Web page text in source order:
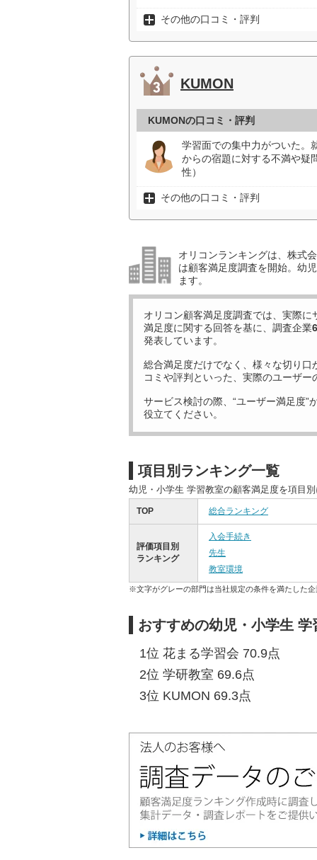
その他の口コミ・評判
KUMON
KUMONの口コミ・評判
学習面での集中力がついた。
からの宿題に対する不満や疑
性）
その他の口コミ・評判
オリコンランキングは、株式
は顧客満足度調査を開始。幼
ます。
オリコン顧客満足度調査では、実際に
満足度に関する回答を基に、調査企業6
発表しています。
総合満足度だけでなく、様々な切り口
コミや評判といった、実際のユーザー
サービス検討の際、“ユーザー満足度”
役立てください。
項目別ランキング一覧
幼児・小学生 学習教室の顧客満足度を項目
TOP 総合ランキング
評価項目別
ランキング
入会手続き
先生
教室環境
※文字がグレーの部門は当社規定の条件を満たした
おすすめの幼児・小学生
1位 花まる学習会 70.9点
2位 学研教室 69.6点
3位 KUMON 69.3点